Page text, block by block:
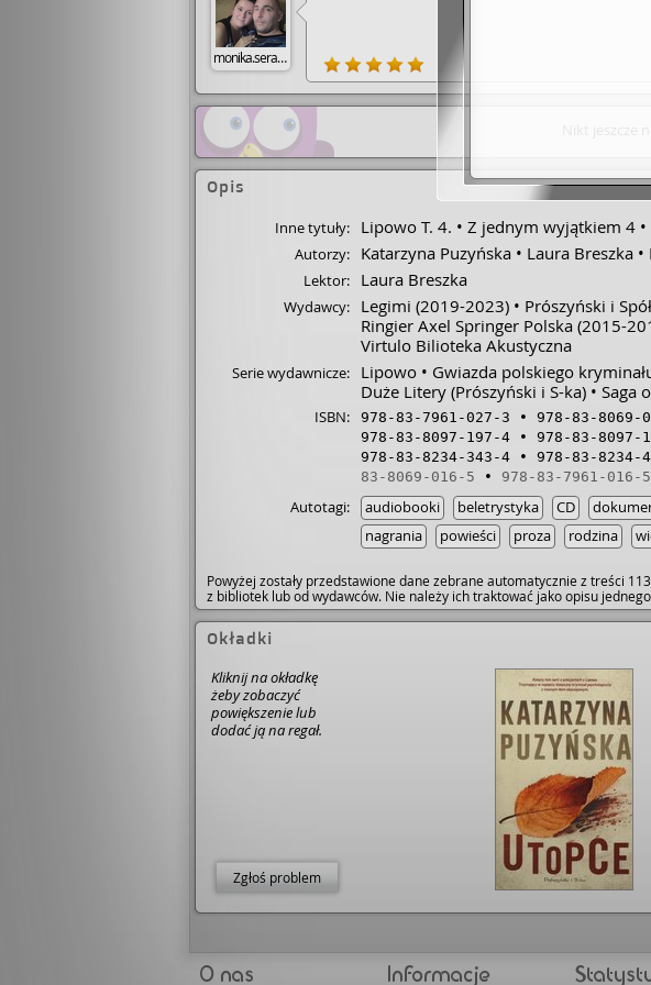
monika.serafin
Nikt jeszcze
Opis
Inne tytuły: Lipowo T. 4. Z jednym wyjątkiem 4
Autorzy: Katarzyna Puzyńska Laura Breszka
Lektor: Laura Breszka
Wydawcy: Legimi (2019-2023) Prószyński i
Ringier Axel Springer Polska (2015-
Virtulo Bilioteka Akustyczna
Serie wydawnicze: Lipowo Gwiazda polskiego
Duże Litery (Prószyński i S-ka)
Saga
ISBN: 978-83-7961-027-3 978-83-8069-
978-83-8097-197-4
978-83-8097-
978-83-8234-343-4
978-83-8234-
83-8069-016-5
978-83-7961-016-5
Autotagi: audiobooki beletrystyka CD
nagrania
powieści proza rodzina
Powyżej zostały przedstawione dane zebrane automatycznie z treści
z bibliotek lub od wydawców. Nie należy ich traktować jako opisu
Okładki
Kliknij na okładkę
żeby zobaczyć
powiększenie lub
dodać ją na regał.
Zgłoś problem